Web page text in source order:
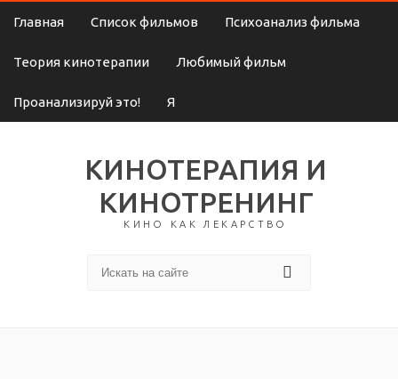
Главная Список фильмов Психоанализ фильма
Теория кинотерапии Любимый фильм
Проанализируй это! Я
КИНОТЕРАПИЯ И
КИНОТРЕНИНГ
КИНО КАК ЛЕКАРСТВО